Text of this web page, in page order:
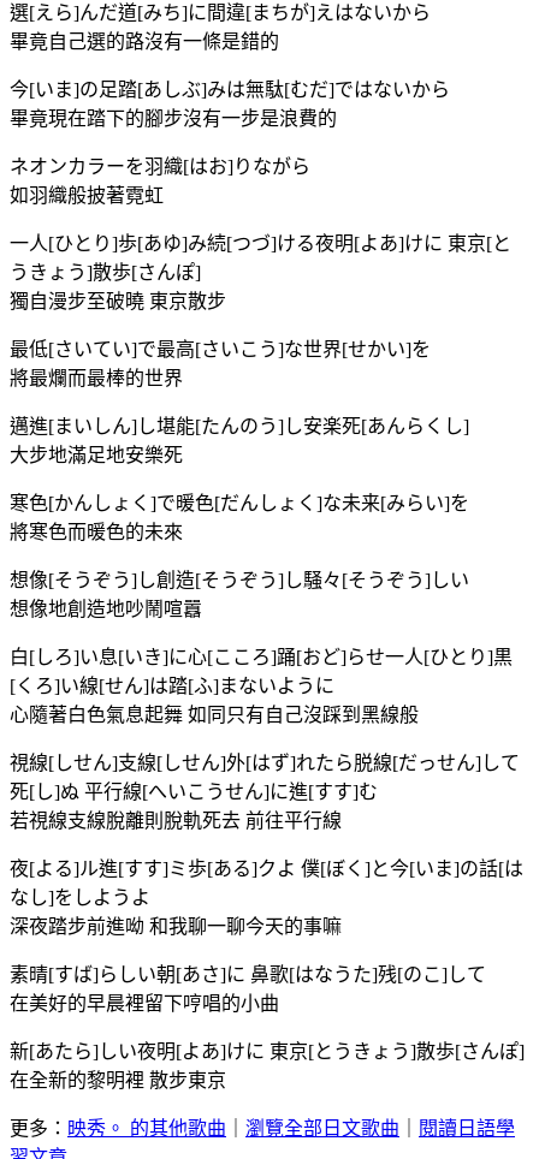
選[えら]んだ道[みち]に間違[まちが]えはないから
畢竟自己選的路沒有一條是錯的
今[いま]の足踏[あしぶ]みは無駄[むだ]ではないから
畢竟現在踏下的腳步沒有一步是浪費的
ネオンカラーを羽織[はお]りながら
如羽織般披著霓虹
一人[ひとり]歩[あゆ]み続[つづ]ける夜明[よあ]けに 東京[と
うきょう]散歩[さんぽ]
獨自漫步至破曉 東京散步
最低[さいてい]で最高[さいこう]な世界[せかい]を
將最爛而最棒的世界
邁進[まいしん]し堪能[たんのう]し安楽死[あんらくし]
大步地滿足地安樂死
寒色[かんしょく]で暖色[だんしょく]な未来[みらい]を
將寒色而暖色的未來
想像[そうぞう]し創造[そうぞう]し騒々[そうぞう]しい
想像地創造地吵鬧喧囂
白[しろ]い息[いき]に心[こころ]踊[おど]らせ一人[ひとり]黒
[くろ]い線[せん]は踏[ふ]まないように
心隨著白色氣息起舞 如同只有自己沒踩到黑線般
視線[しせん]支線[しせん]外[はず]れたら脱線[だっせん]して
死[し]ぬ 平行線[へいこうせん]に進[すす]む
若視線支線脫離則脫軌死去 前往平行線
夜[よる]ル進[すす]ミ歩[ある]クよ 僕[ぼく]と今[いま]の話[は
なし]をしようよ
深夜踏步前進呦 和我聊一聊今天的事嘛
素晴[すば]らしい朝[あさ]に 鼻歌[はなうた]残[のこ]して
在美好的早晨裡留下哼唱的小曲
新[あたら]しい夜明[よあ]けに 東京[とうきょう]散歩[さんぽ]
在全新的黎明裡 散步東京
更多： 映秀。 的其他歌曲 瀏覽全部日文歌曲
閱讀日語學